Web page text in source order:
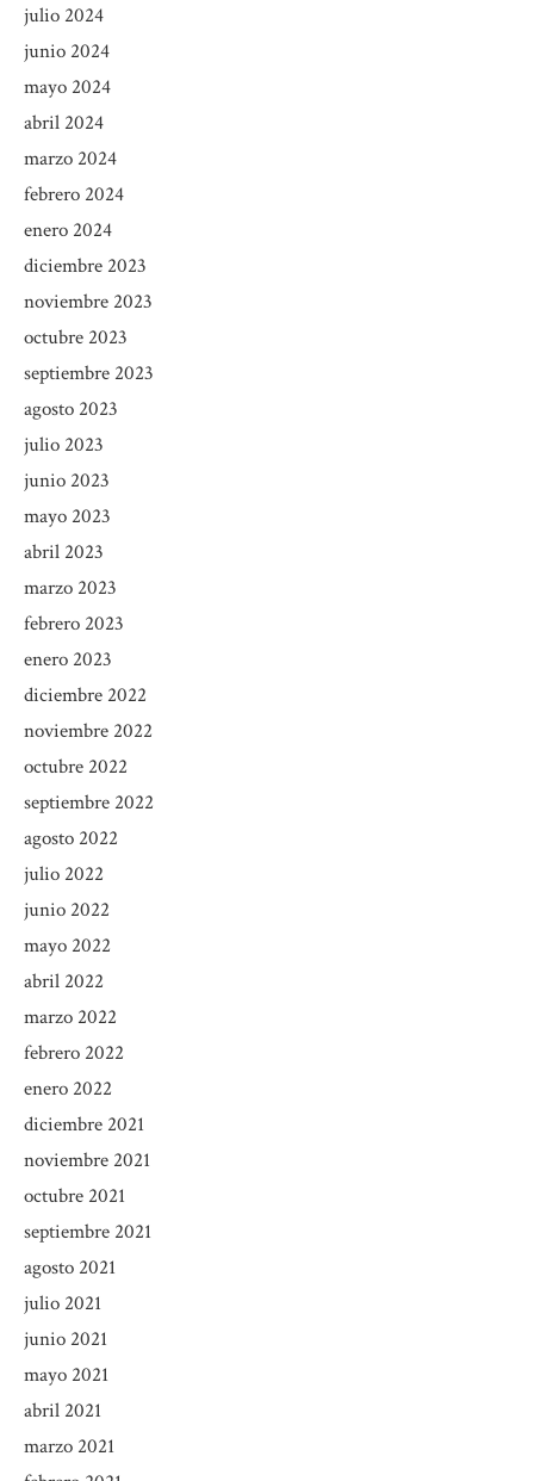
julio 2024
junio 2024
mayo 2024
abril 2024
marzo 2024
febrero 2024
enero 2024
diciembre 2023
noviembre 2023
octubre 2023
septiembre 2023
agosto 2023
julio 2023
junio 2023
mayo 2023
abril 2023
marzo 2023
febrero 2023
enero 2023
diciembre 2022
noviembre 2022
octubre 2022
septiembre 2022
agosto 2022
julio 2022
junio 2022
mayo 2022
abril 2022
marzo 2022
febrero 2022
enero 2022
diciembre 2021
noviembre 2021
octubre 2021
septiembre 2021
agosto 2021
julio 2021
junio 2021
mayo 2021
abril 2021
marzo 2021